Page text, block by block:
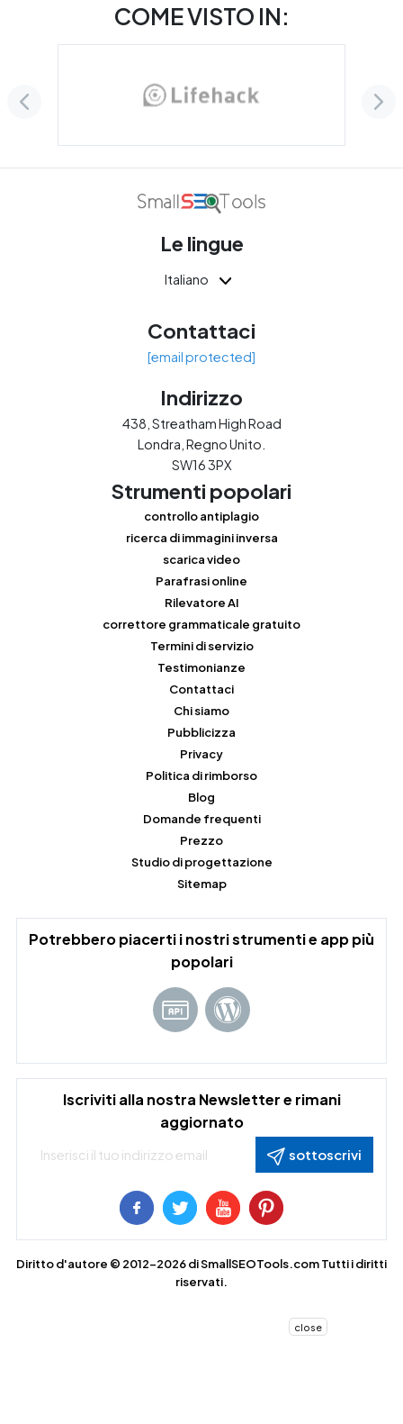
COME VISTO IN:
Le lingue
Italiano
Contattaci
[email protected]
Indirizzo
438, Streatham High Road
Londra, Regno Unito.
SW16 3PX
Strumenti popolari
controllo antiplagio
ricerca di immagini inversa
scarica video
Parafrasi online
Rilevatore AI
correttore grammaticale gratuito
Termini di servizio
Testimonianze
Contattaci
Chi siamo
Pubblicizza
Privacy
Politica di rimborso
Blog
Domande frequenti
Prezzo
Studio di progettazione
Sitemap
Potrebbero piacerti i nostri strumenti e app più
popolari
Iscriviti alla nostra Newsletter e rimani
aggiornato
sottoscrivi
Diritto d'autore © 2012-2026 diSmallSEOTools.comTutti i diritti
riservati.
close